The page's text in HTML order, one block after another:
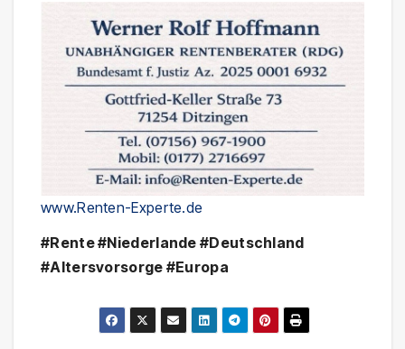
www.Renten-Experte.de
#Rente #Niederlande #Deutschland
#Altersvorsorge #Europa